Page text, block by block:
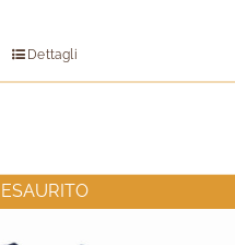
Dettagli
ESAURITO